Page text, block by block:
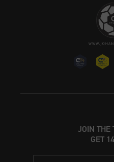
JOIN THE
GET
Email